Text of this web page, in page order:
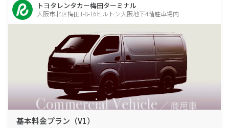
トヨタレンタカー梅田ターミナル
大阪市北区梅田1-8-16ヒルトン大阪地下4階駐車場内
基本料金プラン（V1）